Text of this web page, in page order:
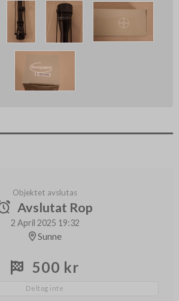
Objektet avslutas
Avslutat Rop
2 April 2025 19:32
Sunne
500 kr
Deltog inte